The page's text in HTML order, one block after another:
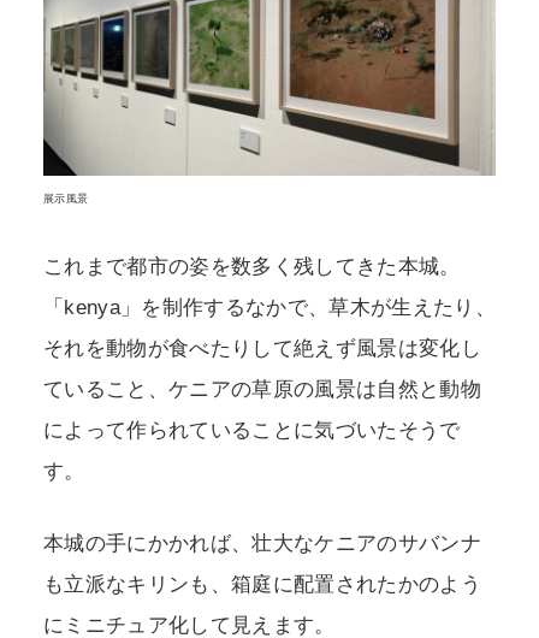
展示風景
これまで都市の姿を数多く残してきた本城。
「kenya」を制作するなかで、草木が生えたり、
それを動物が食べたりして絶えず風景は変化し
ていること、ケニアの草原の風景は自然と動物
によって作られていることに気づいたそうで
す。
本城の手にかかれば、壮大なケニアのサバンナ
も立派なキリンも、箱庭に配置されたかのよう
にミニチュア化して見えます。